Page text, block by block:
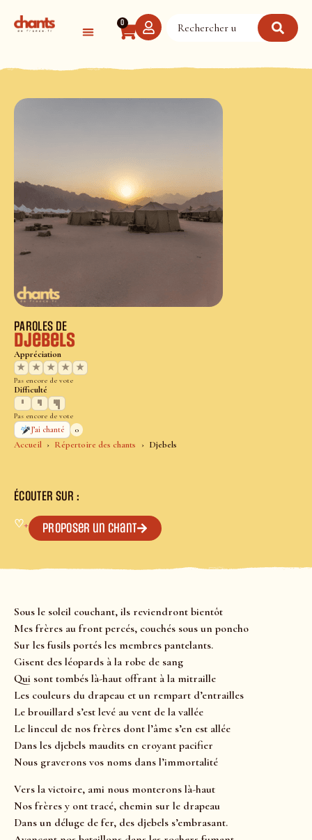
0
Accueil Répertoire des chants Djebels
PAROLES DE
Djebels
Appréciation
★
★ ★ ★ ★
Pas encore de vote
Difficulté
Pas encore de vote
J’ai chanté
0
ÉCOUTER SUR :
♡+ Proposer un chant
Sous le soleil couchant, ils reviendront bientôt
Mes frères au front percés, couchés sous un poncho
Sur les fusils portés les membres pantelants.
Gisent des léopards à la robe de sang
Qui sont tombés là-haut offrant à la mitraille
Les couleurs du drapeau et un rempart d’entrailles
Le brouillard s’est levé au vent de la vallée
Le linceul de nos frères dont l’âme s’en est allée
Dans les djebels maudits en croyant pacifier
Nous graverons vos noms dans l’immortalité
Vers la victoire, ami nous monterons là-haut
Nos frères y ont tracé, chemin sur le drapeau
Dans un déluge de fer, des djebels s’embrasant.